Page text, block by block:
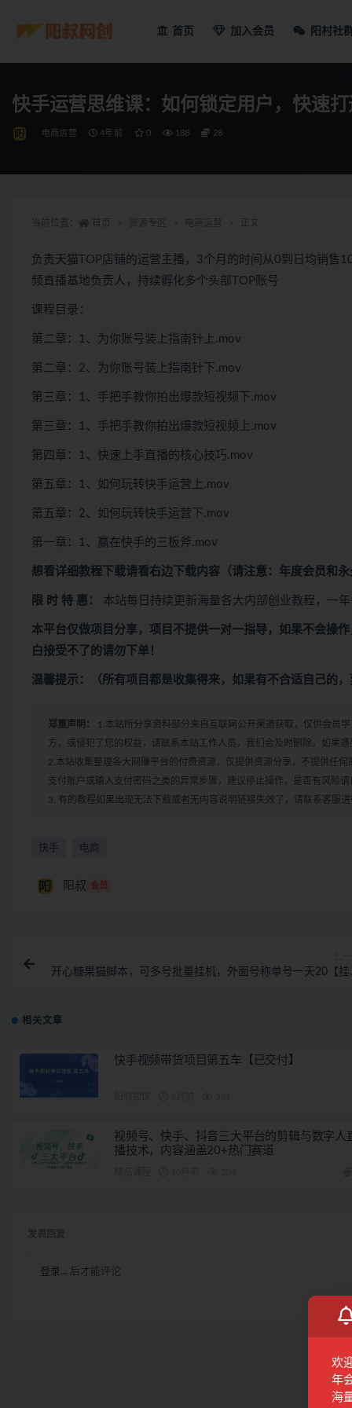
首页 加入会员 阳村社
快手运营思维课：如何锁定用户，快速
电商运营 4年前 0 188 28
负责天猫TOP店铺的运营主播，3个月的时间从0到日均销售
频直播基地负责人，持续孵化多个头部TOP账号
课程目录：
第二章：1、为你账号装上指南针上.mov
第二章：2、为你账号装上指南针下.mov
第三章：1、手把手教你拍出爆款短视频下.mov
第三章：1、手把手教你拍出爆款短视频上.mov
第四章：1、快速上手直播的核心技巧.mov
第五章：1、如何玩转快手运营上.mov
第五章：2、如何玩转快手运营下.mov
第一章：1、赢在快手的三板斧.mov
想看详细教程下载请看右边下载内容 （请注意：年度会员和
限 时 特 惠： 本站每日持续更新海量各大内部创业教程，一
本平台仅做项目分享，项目不提供一对一指导，如果不会操
白接受不了的请勿下单！
温馨提示：（所有项目都是收集得来，如果有不合适自己的
郑重声明：
1.本站所分享资料部分来自互联网公开渠道获取，仅供会员
方，或侵犯了您的权益，请联系本站工作人员，我们会及时删除。如果
2.本站收集整理各大网赚平台的付费资源，仅提供资源分享，不提供任
支付账户或输入支付密码之类的异常步骤，建议停止操作，是否有风险请
3. 有的教程如果出现无法下载或者无内容说明链接失效了，请联系客服进
快手 电商
阳叔 会员
开心糖果猫脚本，可多号批量挂机，外面号称单号一天20【挂
相关文章
快手视频带货项目第五车【已交付】
视频号、快手、抖音三大平台的剪辑与数字人
播技术，内容涵盖20+热门赛道
登录... 后才能评论
欢
年
海